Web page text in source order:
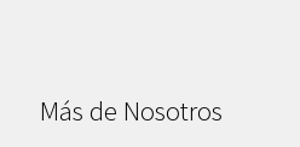
Más de Nosotros